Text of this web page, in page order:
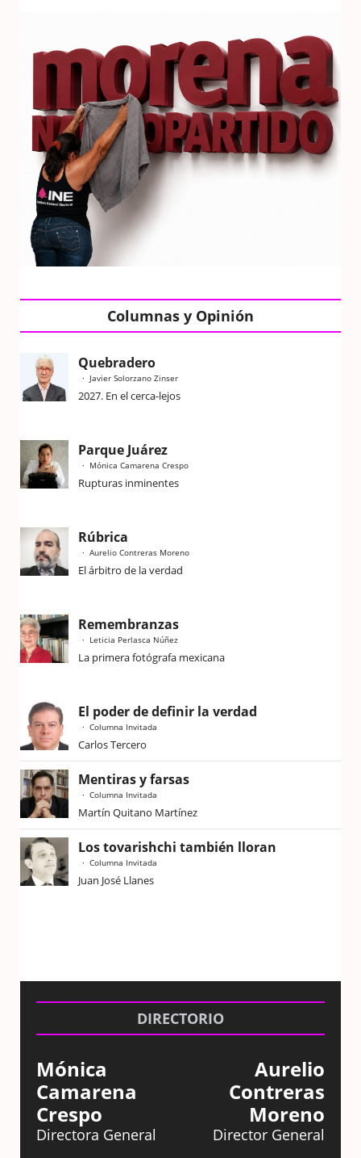
Columnas y Opinión
Quebradero
Javier Solorzano Zinser
2027. En el cerca-lejos
Parque Juárez
Mónica Camarena Crespo
Rupturas inminentes
Rúbrica
Aurelio Contreras Moreno
El árbitro de la verdad
Remembranzas
Leticia Perlasca Núñez
La primera fotógrafa mexicana
El poder de definir la verdad
Columna Invitada
Carlos Tercero
Mentiras y farsas
Columna Invitada
Martín Quitano Martínez
Los tovarishchi también lloran
Columna Invitada
Juan José Llanes
DIRECTORIO
Mónica
Camarena
Crespo
Directora General
Aurelio
Contreras
Moreno
Director General